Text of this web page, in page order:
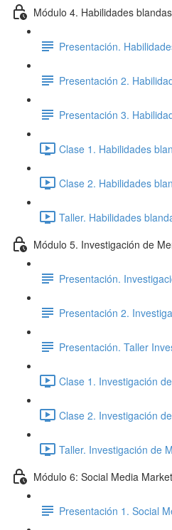
Módulo 4. Habilidades
Presentación.
Presentación 2.
Presentación 3.
Clase 1. Habilidades
Clase 2. Habilidades
Taller. Habilidades
Módulo 5. Investigación de
Presentación.
Presentación 2.
Presentación. Taller
Clase 1. Investigación
Clase 2. Investigación
Taller. Investigación de
Módulo 6: Social Media
Presentación 1. Social